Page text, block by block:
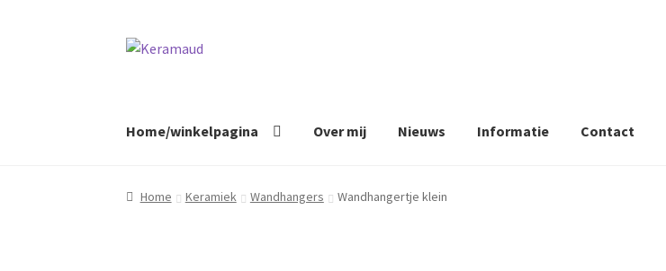
Ga
Ga
Home/winkelpagina Over mij Nieuws Informatie Contact
Home Keramiek Wandhangers Wandhangertje klein